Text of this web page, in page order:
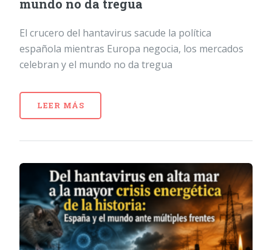
mundo no da tregua
El crucero del hantavirus sacude la política
española mientras Europa negocia, los mercados
celebran y el mundo no da tregua
LEER MÁS